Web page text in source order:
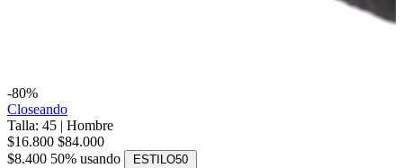
-80%
Closeando
Talla: 45 | Hombre
$16.800 $84.000
$8.400 50% usando ESTILO50